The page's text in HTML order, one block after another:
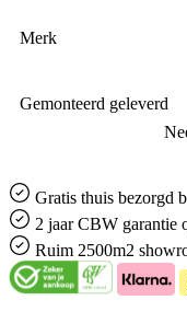
Merk
Gemonteerd geleverd
Gratis thuis bezorgd
2 jaar CBW garantie
Ruim 2500m2